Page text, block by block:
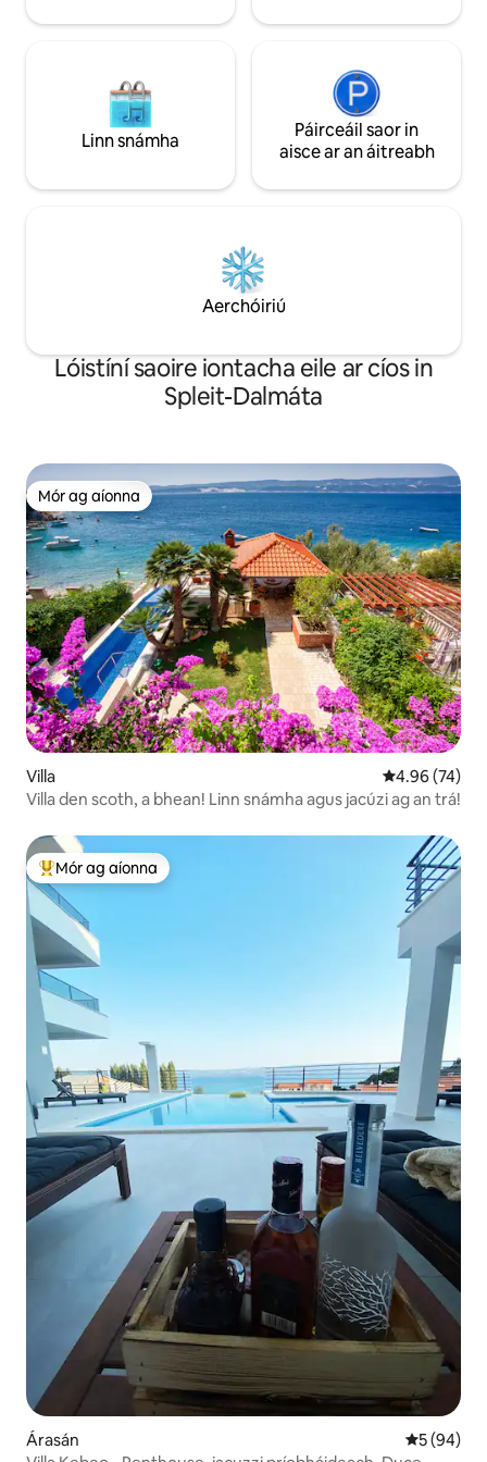
Linn snámha
Páirceáil saor in
aisce ar an áitreabh
Aerchóiriú
Lóistíní saoire iontacha eile ar cíos in
Spleit-Dalmáta
Mór ag aíonna
Mór ag aíonna
Villa Meánrátáil
4.96 (74)
Villa den scoth, a bhean! Linn snámha agus jacúzi ag an trá!
An-mhór ag aíonna
Mór ag aíonna
Árasán Meánrátáil
5 (94)